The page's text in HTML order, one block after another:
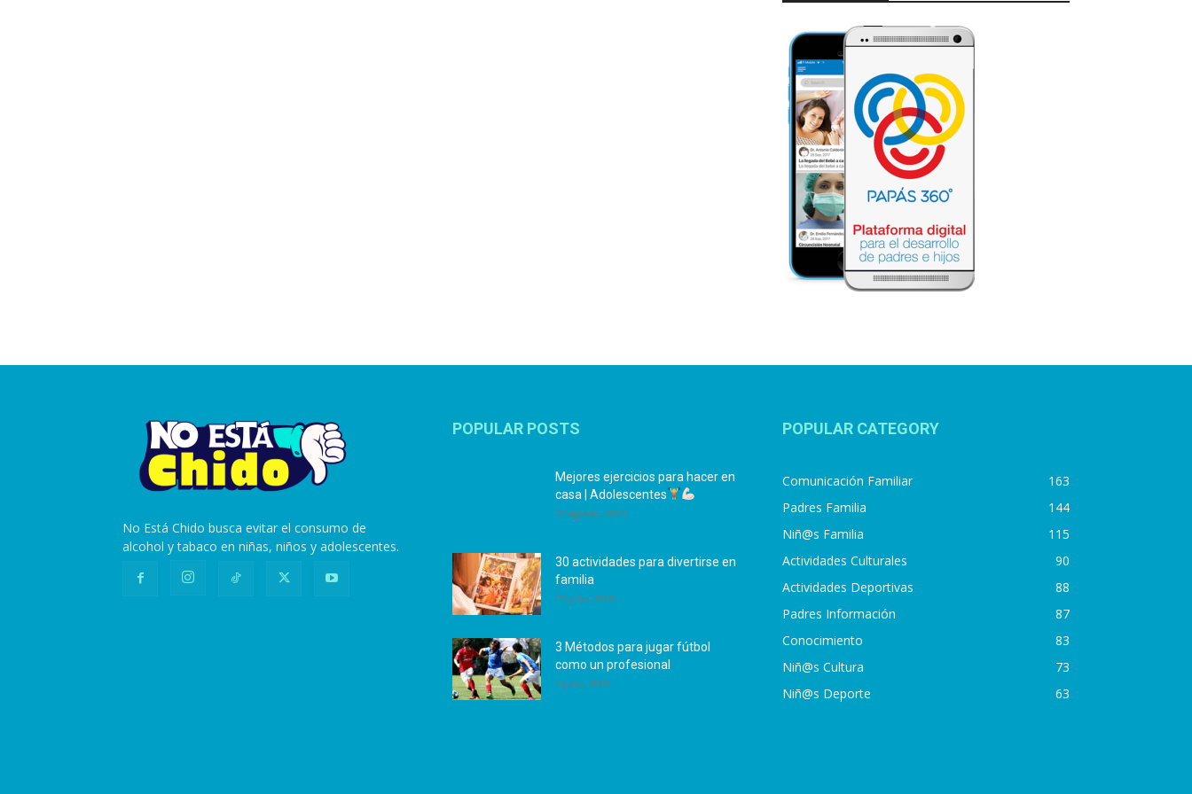
No Está Chido busca evitar el consumo de
alcohol y tabaco en niñas, niños y adolescentes.
POPULAR POSTS
Mejores ejercicios para hacer en
casa | Adolescentes
12 agosto, 2024
30 actividades para divertirse en
familia
25 julio, 2019
3 Métodos para jugar fútbol
como un profesional
4 julio, 2019
POPULAR CATEGORY
Comunicación Familiar
163
Padres Familia
144
Niñ@s Familia
115
Actividades Culturales
90
Actividades Deportivas
88
Padres Información
87
Conocimiento
83
Niñ@s Cultura
73
Niñ@s Deporte
63